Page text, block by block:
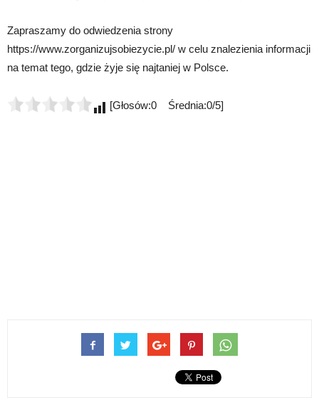
Zapraszamy do odwiedzenia strony
https://www.zorganizujsobiezycie.pl/ w celu znalezienia informacji
na temat tego, gdzie żyje się najtaniej w Polsce.
[Głosów:0 Średnia:0/5]